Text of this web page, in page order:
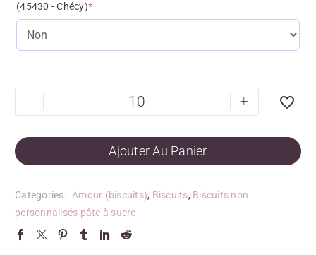
(45430 - Chécy)*
- +
Ajouter Au Panier
Categories: Amour (biscuits), Biscuits, Biscuits non
personnalisés pâte à sucre